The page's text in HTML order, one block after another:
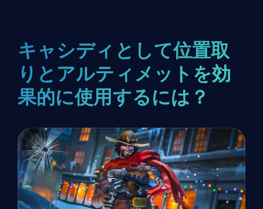
キャシディとして位置取
りとアルティメットを効
果的に使用するには？